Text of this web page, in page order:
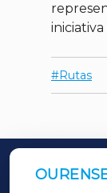
Rutas